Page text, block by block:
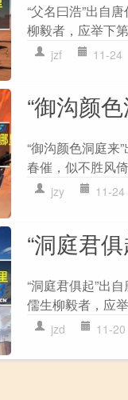
“父名曰浩”出自
柳毅者，应举下
jzf 11-24
“御沟颜
“御沟颜色洞庭来
春催，似不胜风
jzy 11-24
“洞庭君
“洞庭君俱起”出
儒生柳毅者，应
jzd 11-20